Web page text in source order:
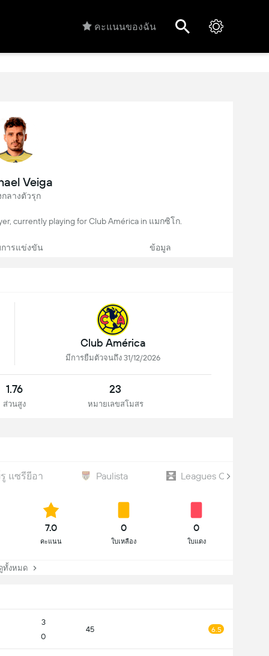
คะแนนของฉัน
Veiga
กลางตัวรุก
currently playing for Club América in แมกซิโก.
การแข่งขัน ข้อมูล
Club América
มีการยืมตัวจนถึง 31/12/2026
1.76
ส่วนสูง
23
หมายเลขสโมสร
แซรียีอา Paulista Leagues Cup
7.0
คะแนน
0
ใบเหลือง
0
ใบแดง
งหมด
3
0
45 6.5